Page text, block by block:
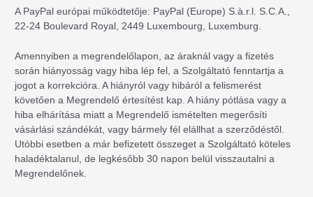
A PayPal európai működtetője: PayPal (Europe) S.à.r.l. S.C.A.,
22-24 Boulevard Royal, 2449 Luxembourg, Luxemburg.
Amennyiben a megrendelőlapon, az áraknál vagy a fizetés
során hiányosság vagy hiba lép fel, a Szolgáltató fenntartja a
jogot a korrekcióra. A hiányról vagy hibáról a felismerést
követően a Megrendelő értesítést kap. A hiány pótlása vagy a
hiba elhárítása miatt a Megrendelő ismételten megerősíti
vásárlási szándékát, vagy bármely fél elállhat a szerződéstől.
Utóbbi esetben a már befizetett összeget a Szolgáltató köteles
haladéktalanul, de legkésőbb 30 napon belül visszautalni a
Megrendelőnek.